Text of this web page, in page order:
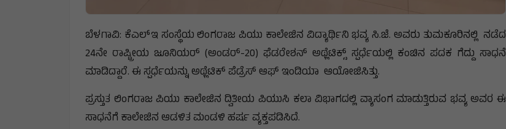
ಬೆಳಗಾವಿ: ಕೆಎಲ್ಇ ಸಂಸ್ಥೆಯ ಲಿಂಗರಾಜ ಪಿಯು ಕಾಲೇಜಿನ ವಿದ್ಯಾರ್ಥಿನಿ ಭವ್ಯ ಸಿ.ಜೆ. ಅವರು ತುಮಕೂರಿನಲ್ಲಿ ನಡೆದ
24ನೇ ರಾಷ್ಟ್ರೀಯ ಜೂನಿಯರ್ (ಅಂಡರ್-20) ಫೆಡರೇಶನ್ ಅಥ್ಲೆಟಿಕ್ಸ್ ಸ್ಪರ್ಧೆಯಲ್ಲಿ ಕಂಚಿನ ಪದಕ ಗೆದ್ದು ಸಾಧನೆ
ಮಾಡಿದ್ದಾರೆ. ಈ ಸ್ಪರ್ಧೆಯನ್ನು ಅಥ್ಲೆಟಿಕ್ ಪೆಡ್ರೆಸ್ ಆಫ್ ಇಂಡಿಯಾ ಆಯೋಜಿಸಿತ್ತು.
ಪ್ರಸ್ತುತ ಲಿಂಗರಾಜ ಪಿಯು ಕಾಲೇಜಿನ ದ್ವಿತೀಯ ಪಿಯುಸಿ ಕಲಾ ವಿಭಾಗದಲ್ಲಿ ವ್ಯಾಸಂಗ ಮಾಡುತ್ತಿರುವ ಭವ್ಯ ಅವರ ಈ
ಸಾಧನೆಗೆ ಕಾಲೇಜಿನ ಆಡಳಿತ ಮಂಡಳಿ ಹರ್ಷ ವ್ಯಕ್ತಪಡಿಸಿದೆ.